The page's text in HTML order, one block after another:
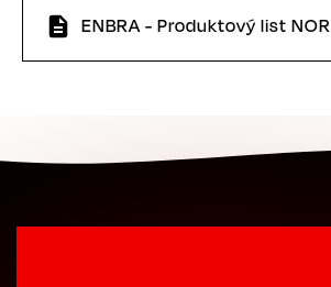
ENBRA - Produktový list